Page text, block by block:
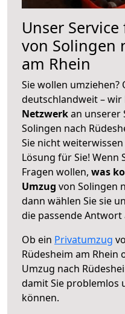
Unser
von Solingen
am Rhein
Sie wollen umziehen?
deutschlandweit – wir
Netzwerkan unserer
Solingen nach
Sie nicht
Lösung für Sie!
Fragen wollen, was
Umzug von Solingen
dann wählen Sie sie
die passende
Ob ein Privatumzug
Rüdesheim am
Umzug nach
damit Sie problemlos
können.